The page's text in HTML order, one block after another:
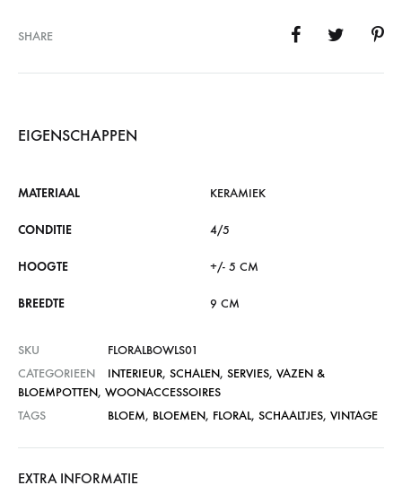
SHARE
EIGENSCHAPPEN
MATERIAAL KERAMIEK
CONDITIE 4/5
HOOGTE +/- 5 CM
BREEDTE 9 CM
SKU
FLORALBOWLS01
CATEGORIEEN
INTERIEUR, SCHALEN, SERVIES, VAZEN &
BLOEMPOTTEN, WOONACCESSOIRES
TAGS
BLOEM, BLOEMEN, FLORAL, SCHAALTJES, VINTAGE
EXTRA INFORMATIE